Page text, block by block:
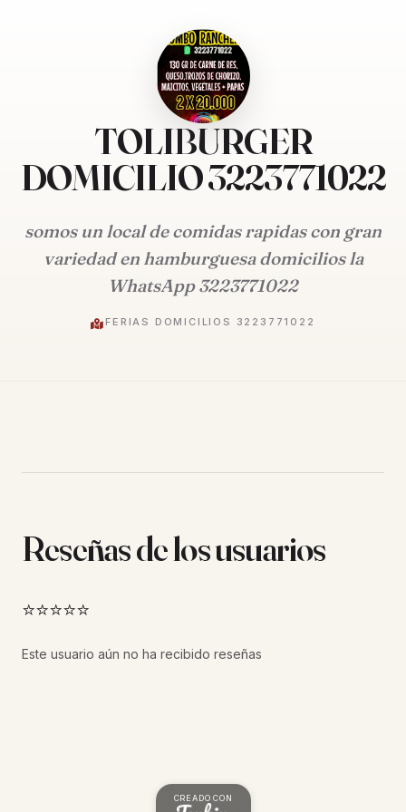
TOLIBURGER
DOMICILIO 3223771022
somos un local de comidas rapidas con gran
variedad en hamburguesa domicilios la
WhatsApp 3223771022
FERIAS DOMICILIOS 3223771022
Reseñas de los usuarios
⭐⭐⭐⭐⭐
Este usuario aún no ha recibido reseñas
CREADO CON